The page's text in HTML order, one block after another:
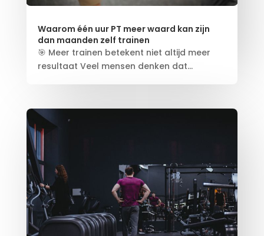
Waarom één uur PT meer waard kan zijn
dan maanden zelf trainen
🎯 Meer trainen betekent niet altijd meer
resultaat Veel mensen denken dat...